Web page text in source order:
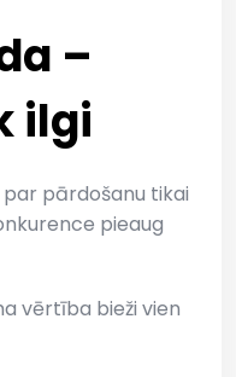
–
ilgi
pārdošanu tikai
pieaug
vērtība bieži vien